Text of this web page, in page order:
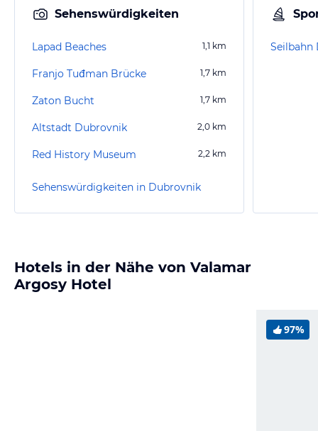
Sehenswürdigkeiten
Lapad Beaches 1,1 km
Franjo Tuđman Brücke 1,7 km
Zaton Bucht 1,7 km
Altstadt Dubrovnik 2,0 km
Red History Museum 2,2 km
Sehenswürdigkeiten in Dubrovnik
Seilbahn
Hotels in der Nähe von Valamar
Argosy Hotel
97%